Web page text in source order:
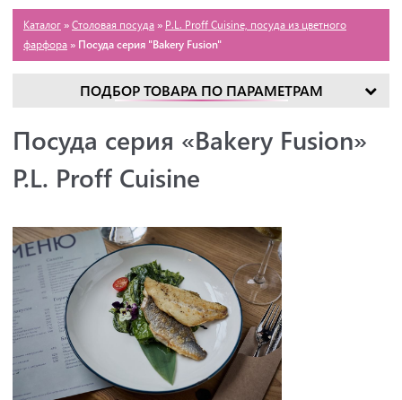
Каталог » Столовая посуда » P.L. Proff Cuisine, посуда из цветного
фарфора » Посуда серия "Bakery Fusion"
ПОДБОР ТОВАРА ПО ПАРАМЕТРАМ
Посуда серия «Bakery Fusion»
P.L. Proff Cuisine